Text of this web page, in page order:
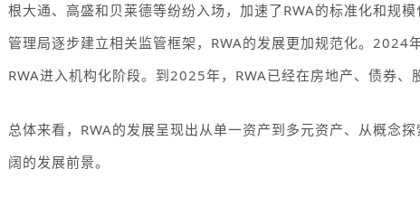
根大通、高盛和贝莱德等纷纷入场，加速了 RWA的标准化和规模
管理局逐步建立相关监管框架， RWA的发展更加规范化。 2024
RWA进入机构化阶段。到2025年， RWA已经在房地产、债券、
总体来看， RWA的发展呈现出从单一资产到多元资产、从概念
阔的发展前景。